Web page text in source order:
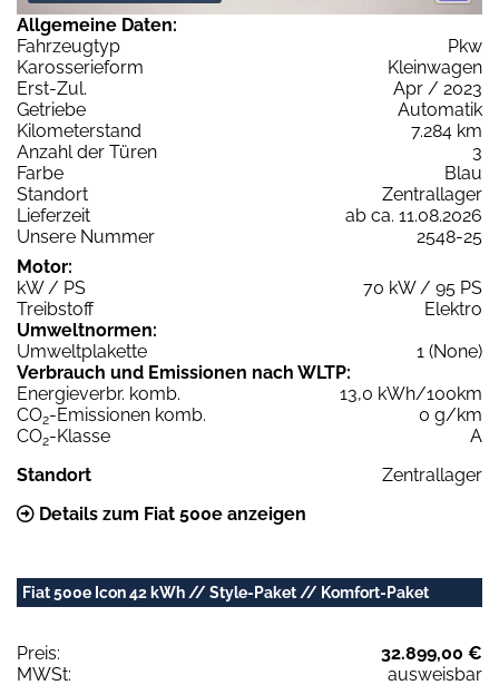
Allgemeine Daten:
Fahrzeugtyp
Pkw
Karosserieform
Kleinwagen
Erst-Zul.
Apr / 2023
Getriebe
Automatik
Kilometerstand
7.284 km
Anzahl der Türen
3
Farbe
Blau
Standort
Zentrallager
Lieferzeit
ab ca. 11.08.2026
Unsere Nummer
2548-25
Motor:
kW / PS
70 kW / 95 PS
Treibstoff
Elektro
Umweltnormen:
Umweltplakette
1 (None)
Verbrauch und Emissionen nach WLTP:
Energieverbr. komb.
13,0 kWh/100km
CO2-Emissionen komb.
0 g/km
CO2-Klasse
A
Standort
Zentrallager
Details zum Fiat 500e anzeigen
Fiat 500e Icon 42 kWh // Style-Paket // Komfort-Paket
Preis:
32.899,00 €
MWSt:
ausweisbar